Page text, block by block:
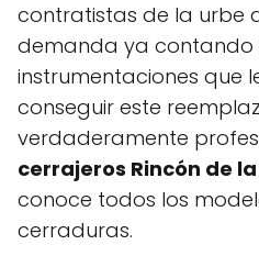
contratistas de la urbe
demanda ya
instrumentaciones que
conseguir este
verdaderamente
cerrajeros Rincón de
conoce todos los
cerraduras.